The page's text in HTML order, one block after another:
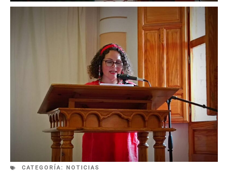
CATEGORÍA: NOTICIAS